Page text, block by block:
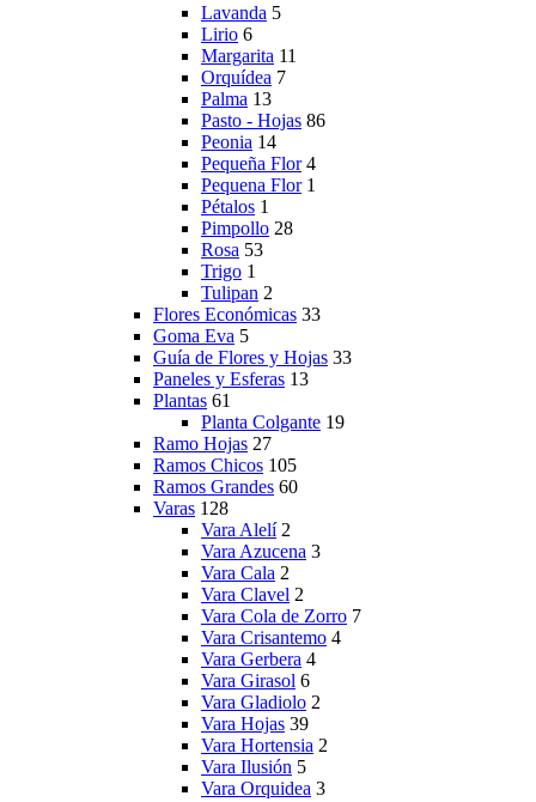
Lavanda 5
Lirio 6
Margarita 11
Orquídea 7
Palma 13
Pasto - Hojas 86
Peonia 14
Pequeña Flor 4
Pequena Flor 1
Pétalos 1
Pimpollo 28
Rosa 53
Trigo 1
Tulipan 2
Flores Económicas 33
Goma Eva 5
Guía de Flores y Hojas 33
Paneles y Esferas 13
Plantas 61
Planta Colgante 19
Ramo Hojas 27
Ramos Chicos 105
Ramos Grandes 60
Varas 128
Vara Alelí 2
Vara Azucena 3
Vara Cala 2
Vara Clavel 2
Vara Cola de Zorro 7
Vara Crisantemo 4
Vara Gerbera 4
Vara Girasol 6
Vara Gladiolo 2
Vara Hojas 39
Vara Hortensia 2
Vara Ilusión 5
Vara Orquidea 3